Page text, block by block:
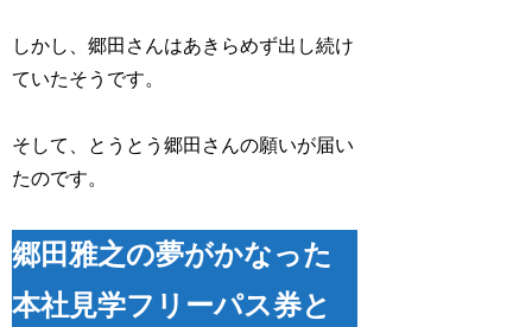
しかし、郷田さんはあきらめず出し続け
ていたそうです。
そして、とうとう郷田さんの願いが届い
たのです。
郷田雅之の夢がかなった
本社見学フリーパス券と